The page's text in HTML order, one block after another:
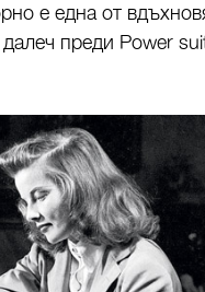
е една от
преди Power